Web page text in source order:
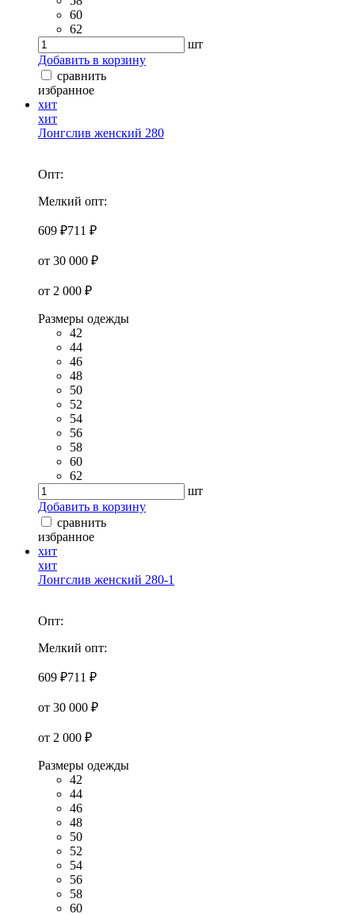
60
62
шт
Добавить в корзину
сравнить
избранное
хит
хит
Лонгслив женский 280
Опт:
Мелкий опт:
609 ₽711 ₽
от 30 000 ₽
от 2 000 ₽
Размеры одежды
42
44
46
48
50
52
54
56
58
60
62
шт
Добавить в корзину
сравнить
избранное
хит
хит
Лонгслив женский 280-1
Опт:
Мелкий опт:
609 ₽711 ₽
от 30 000 ₽
от 2 000 ₽
Размеры одежды
42
44
46
48
50
52
54
56
58
60